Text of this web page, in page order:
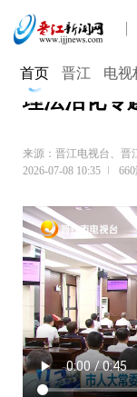
首页 晋江 电视
晋江市人大
理法治化专
来源：晋江电视台、晋
2026-07-08 10:35